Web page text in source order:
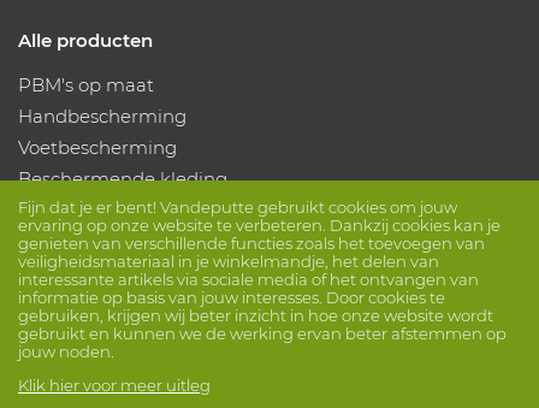
Fijn dat je er bent! Vandeputte gebruikt cookies om jouw
ervaring op onze website te verbeteren. Dankzij cookies kan je
genieten van verschillende functies zoals het toevoegen van
veiligheidsmateriaal in je winkelmandje, het delen van
interessante artikels via sociale media of het ontvangen van
informatie op basis van jouw interesses. Door cookies te
gebruiken, krijgen wij beter inzicht in hoe onze website wordt
gebruikt en kunnen we de werking ervan beter afstemmen op
jouw noden.
Klik hier voor meer uitleg
Alle producten
PBM's op maat
Handbescherming
Voetbescherming
Beschermende kleding
Volg ons